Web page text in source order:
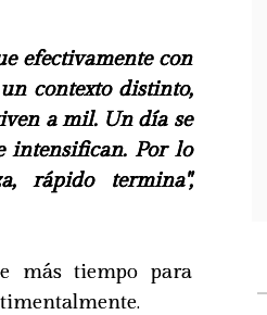
efectivamente con
contexto distinto,
a mil. Un día se
intensifican. Por lo
rápido termina",
más tiempo para